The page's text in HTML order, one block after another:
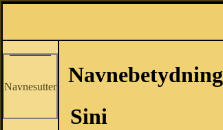
Navnesutter
Navnebetydning
Sini